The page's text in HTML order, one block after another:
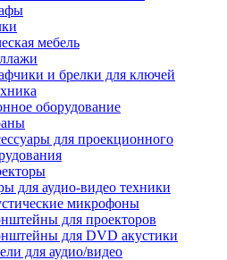
мебель
и брелки для ключей
оборудование
для проекционного
для аудио-видео техники
микрофоны
для проекторов
для DVD акустики
для аудио/видео